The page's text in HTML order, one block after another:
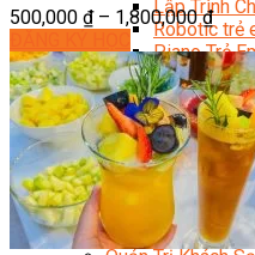
Lập Trình
Robotic trẻ
Piano Trẻ
Thanh Nhạc
Sơ Cấp
Toán Tư
Bếp Gia Đình
Trung Cấp CET
Kỹ Thuật Chế
Kỹ Thuật Làm
Kỹ Thuật Pha
500,000 ₫– 1,800,000₫